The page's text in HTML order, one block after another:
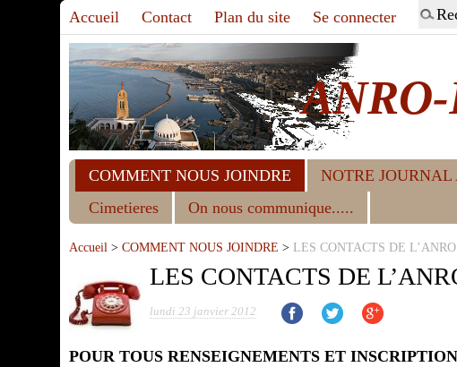
Accueil Contact Plan du site Se connecter
COMMENT NOUS JOINDRE NOTRE
Cimetieres
On nous communique.....
Accueil >COMMENT NOUS JOINDRE > LES CONTACTS DE L’ANRO
LES CONTACTS DE
lundi 23 janvier 2012
POUR TOUS RENSEIGNEMENTS ET